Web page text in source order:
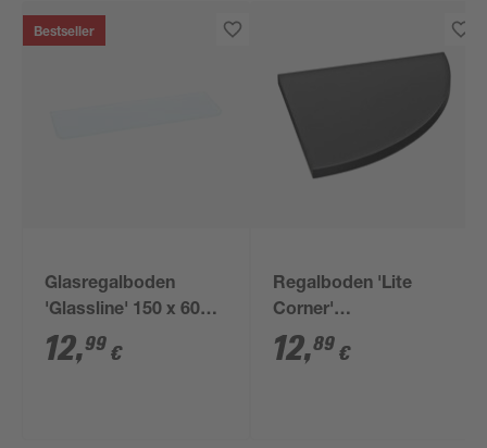
Bestseller
Glasregalboden
'Glassline' 150 x 600 x
8 mm
12,99 €
Regalboden 'Lite
Corner'
melaminbeschichtet
300 x 300 x 19 mm
12,89 €